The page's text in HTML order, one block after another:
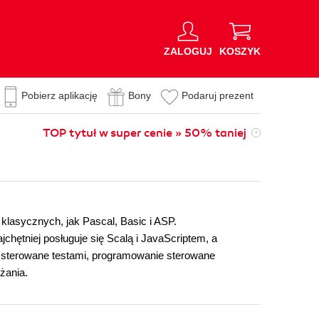
ZALOGUJ KOSZYK
Pobierz aplikację Bony Podaruj prezent
TOP tytuł w super cenie » 50% taniej
jak Pascal, Basic i ASP.
posługuje się Scalą i JavaScriptem, a
testami, programowanie sterowane